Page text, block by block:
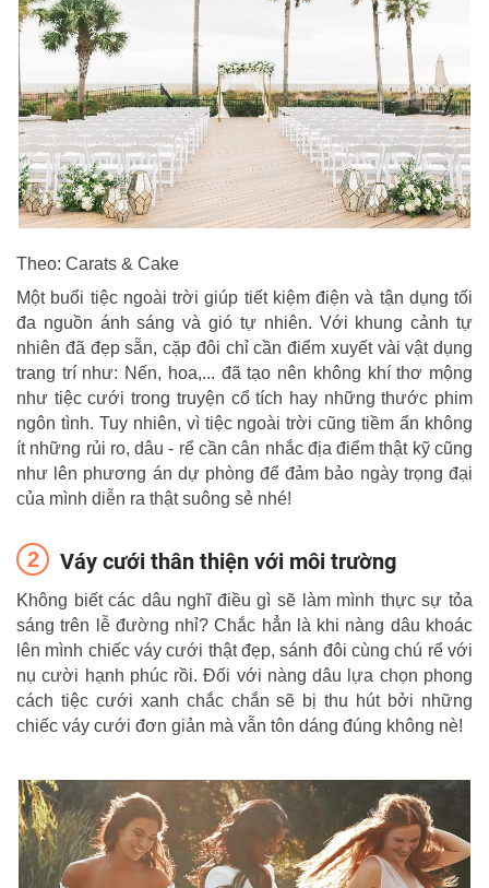
Theo: Carats & Cake
Một buổi tiệc ngoài trời giúp tiết kiệm điện và tận dụng tối
đa nguồn ánh sáng và gió tự nhiên. Với khung cảnh tự
nhiên đã đẹp sẵn, cặp đôi chỉ cần điểm xuyết vài vật dụng
trang trí như: Nến, hoa,... đã tạo nên không khí thơ mộng
như tiệc cưới trong truyện cổ tích hay những thước phim
ngôn tình. Tuy nhiên, vì tiệc ngoài trời cũng tiềm ẩn không
ít những rủi ro, dâu - rể cần cân nhắc địa điểm thật kỹ cũng
như lên phương án dự phòng để đảm bảo ngày trọng đại
của mình diễn ra thật suông sẻ nhé!
Váy cưới thân thiện với môi trường
Không biết các dâu nghĩ điều gì sẽ làm mình thực sự tỏa
sáng trên lễ đường nhỉ? Chắc hẳn là khi nàng dâu khoác
lên mình chiếc váy cưới thật đẹp, sánh đôi cùng chú rể với
nụ cười hạnh phúc rồi. Đối với nàng dâu lựa chọn phong
cách tiệc cưới xanh chắc chắn sẽ bị thu hút bởi những
chiếc váy cưới đơn giản mà vẫn tôn dáng đúng không nè!